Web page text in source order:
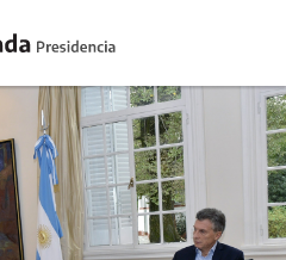
Contacto Suscribite